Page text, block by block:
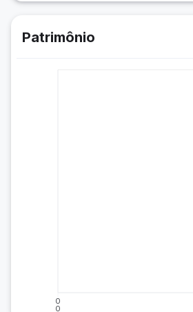
Patrimônio
0
0